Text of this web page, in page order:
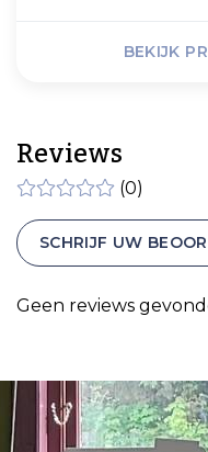
BEKIJK
Reviews
(0)
SCHRIJF UW
Geen reviews